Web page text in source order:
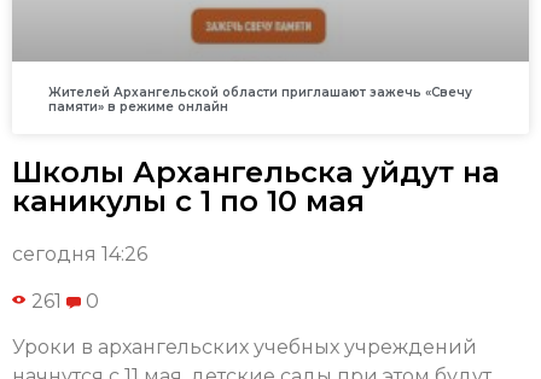
Жителей Архангельской области приглашают зажечь «Свечу
памяти» в режиме онлайн
Школы Архангельска уйдут на
каникулы с 1 по 10 мая
сегодня 14:26
261 0
Уроки в архангельских учебных учреждений